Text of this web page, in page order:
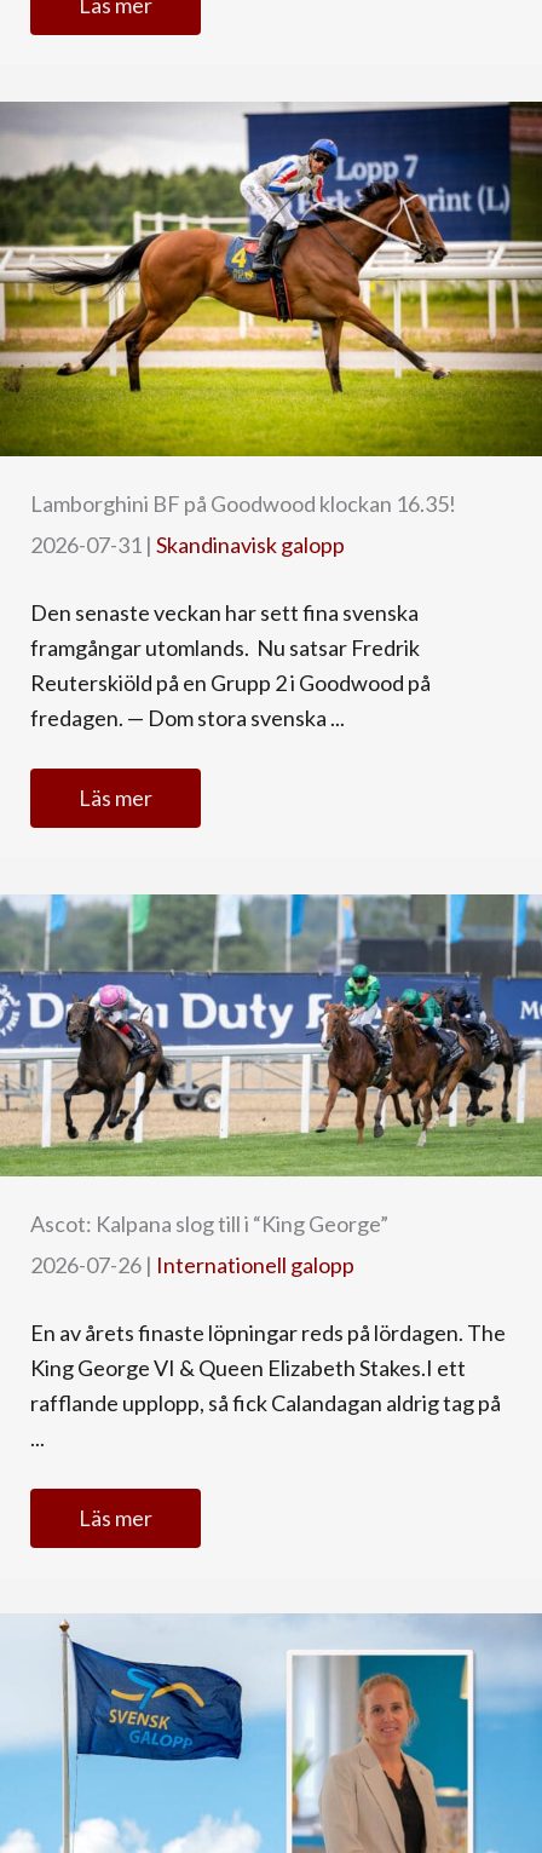
Lamborghini BF på Goodwood klockan 16.35!
2026-07-31 | Skandinavisk galopp
Den senaste veckan har sett fina svenska
framgångar utomlands. Nu satsar Fredrik
Reuterskiöld på en Grupp 2 i Goodwood på
fredagen. — Dom stora svenska ...
Läs mer
Ascot: Kalpana slog till i “King George”
2026-07-26 | Internationell galopp
En av årets finaste löpningar reds på lördagen. The
King George VI & Queen Elizabeth Stakes.I ett
rafflande upplopp, så fick Calandagan aldrig tag på
...
Läs mer